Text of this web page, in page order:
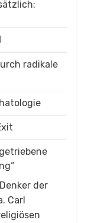
radikale
der
Carl